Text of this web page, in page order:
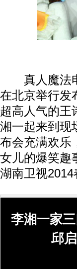
真人魔法电
在北京举行发
超高人气的王
湘一起来到现
布会充满欢乐
女儿的爆笑趣
湖南卫视2014
李湘一家
邱